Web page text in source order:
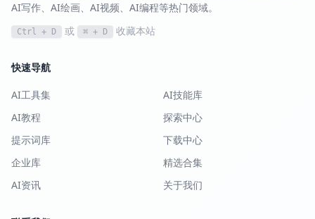
AI写作、AI绘画、AI视频、AI编程等热门领域。
Ctrl + D 或 ⌘ + D 收藏本站
快速导航
AI工具集
AI技能库
AI教程
探索中心
提示词库
下载中心
企业库
精选合集
AI资讯
关于我们